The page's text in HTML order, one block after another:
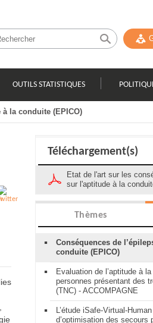
OUTILS STATISTIQUES
la conduite (EPICO)
Téléchargement(s)
Etat de l'art sur les
sur l'aptitude à la
Thèmes
Conséquences de
conduite (EPICO)
Evaluation de l’aptitude à
personnes présentant des
(TNC) - ACCOMPAGNE
L’étude iSafe-Virtual-
d’optimisation des secours